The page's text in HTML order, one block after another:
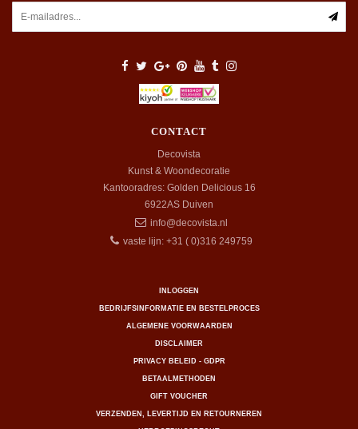
CONTACT
Decovista
Kunst & Woondecoratie
Kantooradres: Golden Delicious 16
6922AS Duiven
info@decovista.nl
vaste lijn: +31 ( 0)316 249759
INLOGGEN
BEDRIJFSINFORMATIE EN BESTELPROCES
ALGEMENE VOORWAARDEN
DISCLAIMER
PRIVACY BELEID - GDPR
BETAALMETHODEN
GIFT VOUCHER
VERZENDEN, LEVERTIJD EN RETOURNEREN